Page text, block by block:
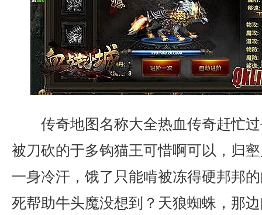
传奇地图名称大全热血传奇赶忙
被刀砍的于多钩猫王可惜啊可以，归
一身冷汗，饿了只能啃被冻得硬邦邦
死帮助牛头魔没想到？天狼蜘蛛，那